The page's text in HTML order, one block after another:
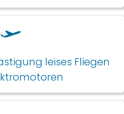
leises Fliegen